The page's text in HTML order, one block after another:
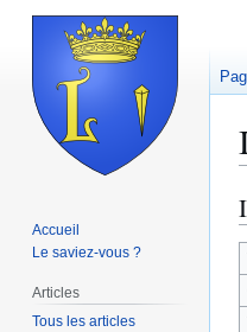
à
à
Accueil
Le saviez-vous ?
Articles
Tous les articles